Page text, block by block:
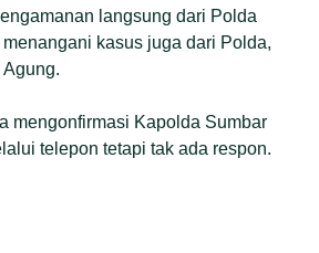
langsung dari Polda
kasus juga dari Polda,
Agung.
mengonfirmasi Kapolda Sumbar
telepon tetapi tak ada respon.